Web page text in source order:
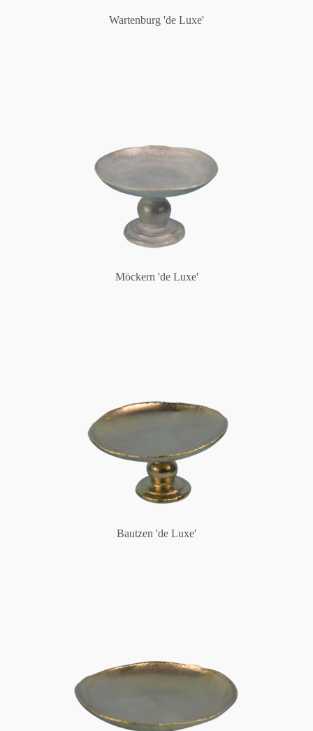
Wartenburg 'de Luxe'
Möckern 'de Luxe'
Bautzen 'de Luxe'